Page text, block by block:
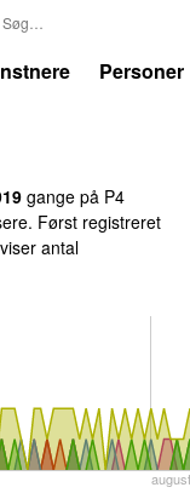
Personer
gange på P4
Først registreret
antal
august